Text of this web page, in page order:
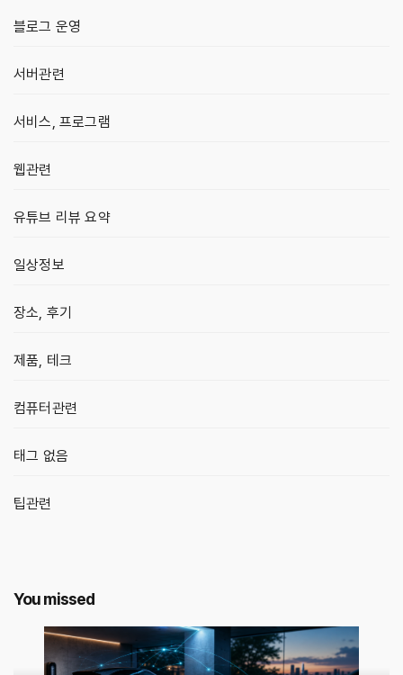
블로그 운영
서버관련
서비스, 프로그램
웹관련
유튜브 리뷰 요약
일상정보
장소, 후기
제품, 테크
컴퓨터관련
태그 없음
팁관련
You missed